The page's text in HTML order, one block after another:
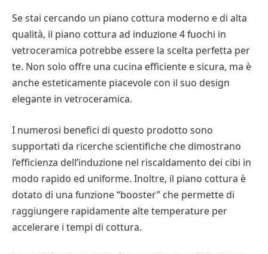
Se stai cercando un piano cottura moderno e di alta
qualità, il piano cottura ad induzione 4 fuochi in
vetroceramica potrebbe essere la scelta perfetta per
te. Non solo offre una cucina efficiente e sicura, ma è
anche esteticamente piacevole con il suo design
elegante in vetroceramica.
I numerosi benefici di questo prodotto sono
supportati da ricerche scientifiche che dimostrano
l’efficienza dell’induzione nel riscaldamento dei cibi in
modo rapido ed uniforme. Inoltre, il piano cottura è
dotato di una funzione “booster” che permette di
raggiungere rapidamente alte temperature per
accelerare i tempi di cottura.